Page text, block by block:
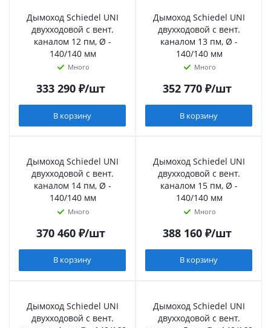
Дымоход Schiedel UNI
двухходовой с вент.
каналом 12 пм, Ø -
140/140 мм
Много
333 290₽/шт
В корзину
Дымоход Schiedel UNI
двухходовой с вент.
каналом 13 пм, Ø -
140/140 мм
Много
352 770₽/шт
В корзину
Дымоход Schiedel UNI
двухходовой с вент.
каналом 14 пм, Ø -
140/140 мм
Много
370 460₽/шт
В корзину
Дымоход Schiedel UNI
двухходовой с вент.
каналом 15 пм, Ø -
140/140 мм
Много
388 160₽/шт
В корзину
Дымоход Schiedel UNI
двухходовой с вент.
Дымоход Schiedel UNI
двухходовой с вент.